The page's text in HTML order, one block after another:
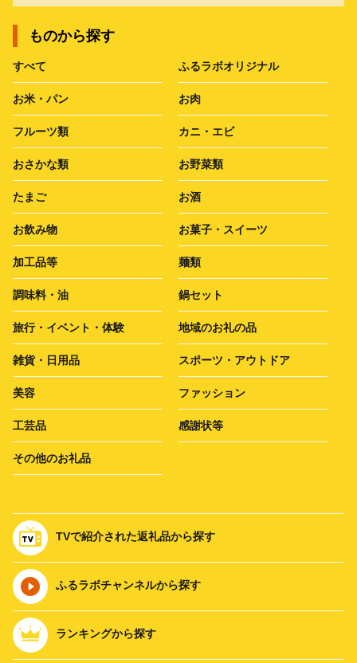
ものから探す
すべて ふるラボオリジナル
お米・パン お肉
フルーツ類 カニ・エビ
おさかな類 お野菜類
たまご お酒
お飲み物 お菓子・スイーツ
加工品等 麺類
調味料・油 鍋セット
旅行・イベント・体験 地域のお礼の品
雑貨・日用品 スポーツ・アウトドア
美容 ファッション
工芸品 感謝状等
その他のお礼品
TVで紹介された返礼品から探す
ふるラボチャンネルから探す
ランキングから探す